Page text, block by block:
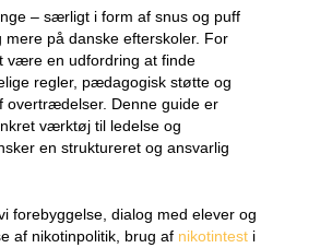
– særligt i form af snus og puff
mere på danske efterskoler. For
være en udfordring at finde
regler, pædagogisk støtte og
overtrædelser. Denne guide er
værktøj til ledelse og
en struktureret og ansvarlig
forebyggelse, dialog med elever og
af nikotinpolitik, brug af nikotintest i